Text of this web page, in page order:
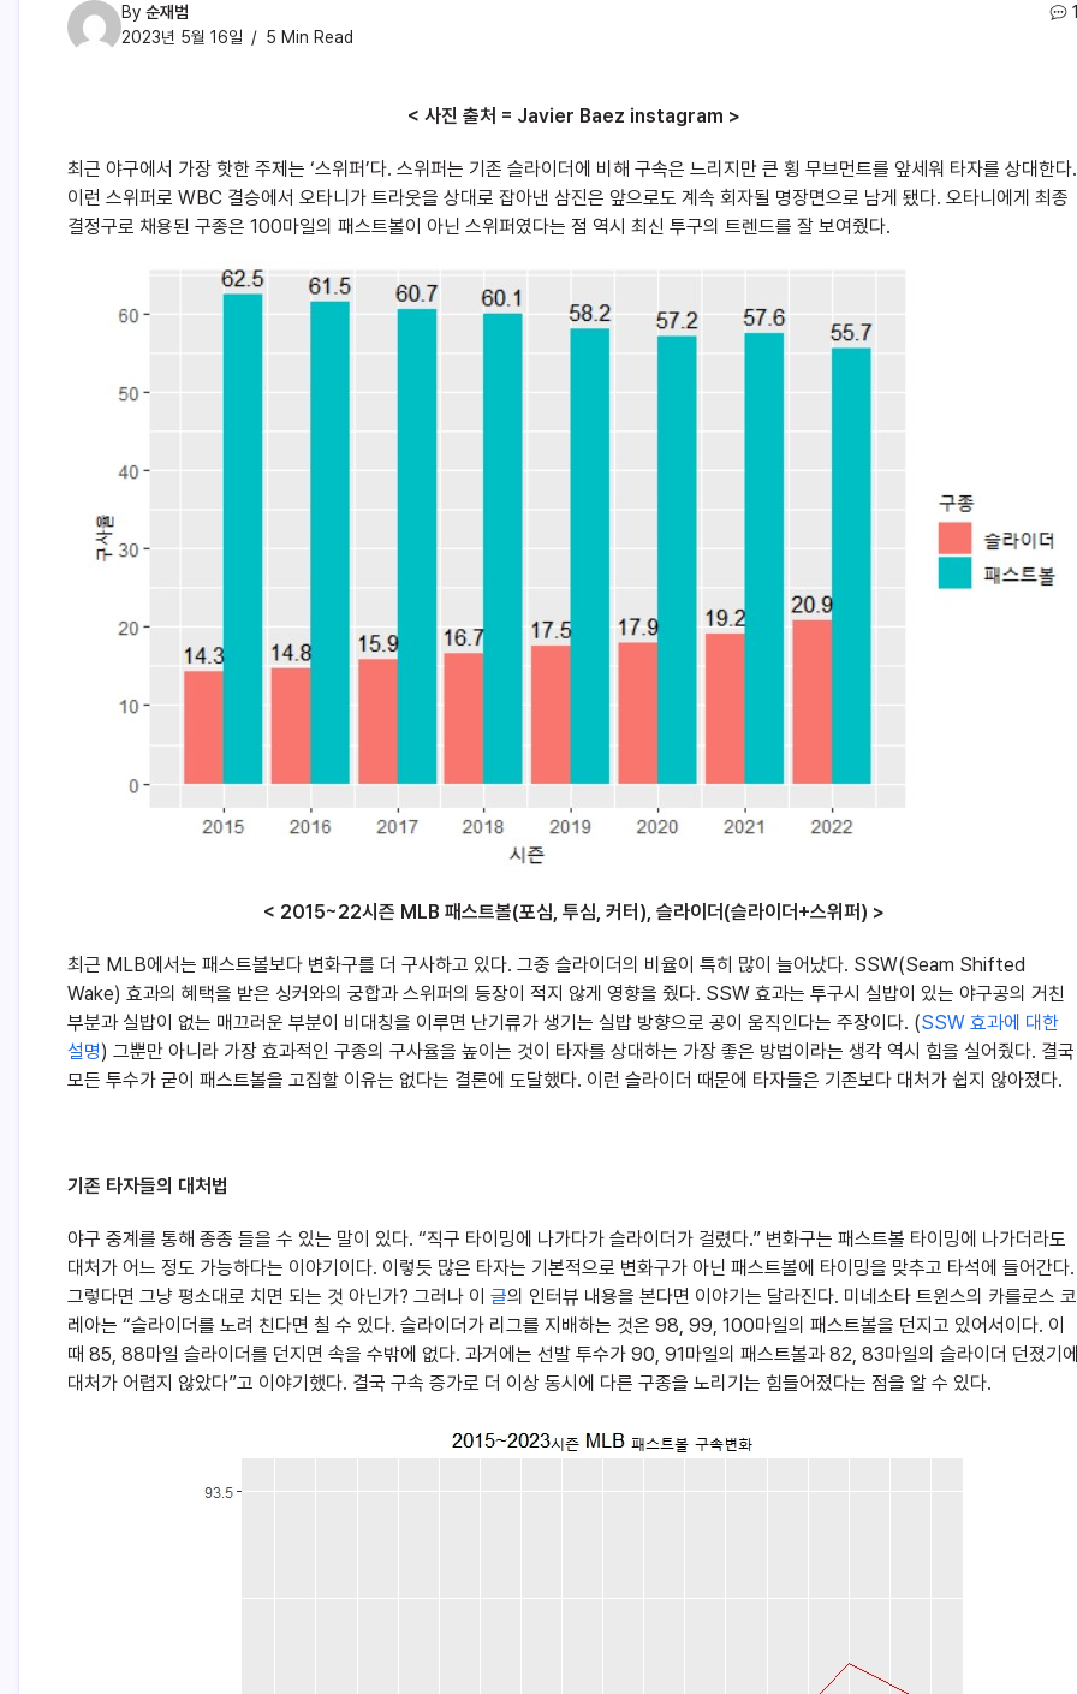
By 순재범
2023년 5월 16일
5 Min Read
< 사진 출처 = Javier Baez instagram >
최근 야구에서 가장 핫한 주제는 ‘스위퍼’다. 스위퍼는 기존 슬라이더에 비해 구속은 느리지만 큰 횡 무브먼트를 앞세워 타자를 상대한다.
이런 스위퍼로 WBC 결승에서 오타니가 트라웃을 상대로 잡아낸 삼진은 앞으로도 계속 회자될 명장면으로 남게 됐다. 오타니에게 최종
결정구로 채용된 구종은 100마일의 패스트볼이 아닌 스위퍼였다는 점 역시 최신 투구의 트렌드를 잘 보여줬다.
< 2015~22시즌 MLB 패스트볼(포심, 투심, 커터), 슬라이더(슬라이더+스위퍼) >
최근 MLB에서는 패스트볼보다 변화구를 더 구사하고 있다. 그중 슬라이더의 비율이 특히 많이 늘어났다. SSW(Seam Shifted
Wake) 효과의 혜택을 받은 싱커와의 궁합과 스위퍼의 등장이 적지 않게 영향을 줬다. SSW 효과는 투구시 실밥이 있는 야구공의 거친
부분과 실밥이 없는 매끄러운 부분이 비대칭을 이루면 난기류가 생기는 실밥 방향으로 공이 움직인다는 주장이다. (SSW 효과에 대한
설명) 그뿐만 아니라 가장 효과적인 구종의 구사율을 높이는 것이 타자를 상대하는 가장 좋은 방법이라는 생각 역시 힘을 실어줬다. 결국
모든 투수가 굳이 패스트볼을 고집할 이유는 없다는 결론에 도달했다. 이런 슬라이더 때문에 타자들은 기존보다 대처가 쉽지 않아졌다.
기존 타자들의 대처법
야구 중계를 통해 종종 들을 수 있는 말이 있다. “직구 타이밍에 나가다가 슬라이더가 걸렸다.” 변화구는 패스트볼 타이밍에 나가더라도
대처가 어느 정도 가능하다는 이야기이다. 이렇듯 많은 타자는 기본적으로 변화구가 아닌 패스트볼에 타이밍을 맞추고 타석에 들어간다.
그렇다면 그냥 평소대로 치면 되는 것 아닌가? 그러나 이 글의 인터뷰 내용을 본다면 이야기는 달라진다. 미네소타 트윈스의 카를로스 코
레아는 “슬라이더를 노려 친다면 칠 수 있다. 슬라이더가 리그를 지배하는 것은 98, 99, 100마일의 패스트볼을 던지고 있어서이다. 이
때 85, 88마일 슬라이더를 던지면 속을 수밖에 없다. 과거에는 선발 투수가 90, 91마일의 패스트볼과 82, 83마일의 슬라이더 던졌기
대처가 어렵지 않았다”고 이야기했다. 결국 구속 증가로 더 이상 동시에 다른 구종을 노리기는 힘들어졌다는 점을 알 수 있다.